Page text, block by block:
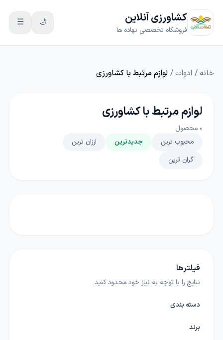
کشاورزی آنلاین
فروشگاه تخصصی نهاده ها
🌙
☰
خانه / ادوات/ لوازم مرتبط با کشاورزی
لوازم مرتبط با کشاورزی
0 محصول
محبوب ترین
جدیدترین
ارزان ترین
گران ترین
فیلترها
نتایج را با توجه به نیاز خود محدود کنید.
دسته بندی
برند